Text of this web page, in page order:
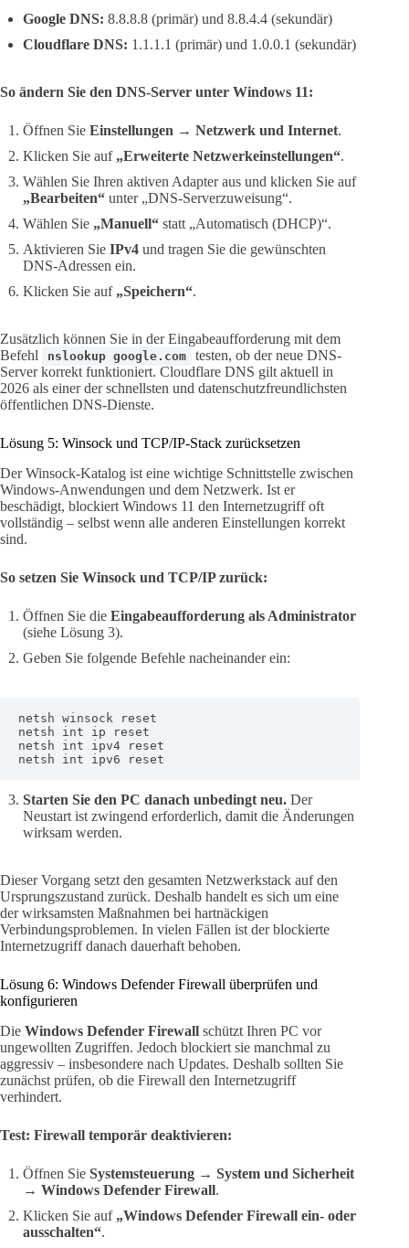
Google DNS: 8.8.8.8 (primär) und 8.8.4.4 (sekundär)
Cloudflare DNS: 1.1.1.1 (primär) und 1.0.0.1 (sekundär)
So ändern Sie den DNS-Server unter Windows 11:
Öffnen Sie Einstellungen → Netzwerk und Internet.
Klicken Sie auf „Erweiterte Netzwerkeinstellungen“.
Wählen Sie Ihren aktiven Adapter aus und klicken Sie auf
„Bearbeiten“ unter „DNS-Serverzuweisung“.
Wählen Sie „Manuell“ statt „Automatisch (DHCP)“.
Aktivieren Sie IPv4 und tragen Sie die gewünschten
DNS-Adressen ein.
Klicken Sie auf „Speichern“.
Zusätzlich können Sie in der Eingabeaufforderung mit dem
Befehl
nslookup google.com
testen, ob der neue DNS-
Server korrekt funktioniert. Cloudflare DNS gilt aktuell in
2026 als einer der schnellsten und datenschutzfreundlichsten
öffentlichen DNS-Dienste.
Lösung 5: Winsock und TCP/IP-Stack zurücksetzen
Der Winsock-Katalog ist eine wichtige Schnittstelle zwischen
Windows-Anwendungen und dem Netzwerk. Ist er
beschädigt, blockiert Windows 11 den Internetzugriff oft
vollständig – selbst wenn alle anderen Einstellungen korrekt
sind.
So setzen Sie Winsock und TCP/IP zurück:
Öffnen Sie die Eingabeaufforderung als Administrator
(siehe Lösung 3).
Geben Sie folgende Befehle nacheinander ein:
netsh winsock reset
netsh int ip reset
netsh int ipv4 reset
netsh int ipv6 reset
Starten Sie den PC danach unbedingt neu. Der
Neustart ist zwingend erforderlich, damit die Änderungen
wirksam werden.
Dieser Vorgang setzt den gesamten Netzwerkstack auf den
Ursprungszustand zurück. Deshalb handelt es sich um eine
der wirksamsten Maßnahmen bei hartnäckigen
Verbindungsproblemen. In vielen Fällen ist der blockierte
Internetzugriff danach dauerhaft behoben.
Lösung 6: Windows Defender Firewall überprüfen und
konfigurieren
Die Windows Defender Firewall schützt Ihren PC vor
ungewollten Zugriffen. Jedoch blockiert sie manchmal zu
aggressiv – insbesondere nach Updates. Deshalb sollten Sie
zunächst prüfen, ob die Firewall den Internetzugriff
verhindert.
Test: Firewall temporär deaktivieren:
Öffnen Sie Systemsteuerung → System und Sicherheit
→ Windows Defender Firewall.
Klicken Sie auf „Windows Defender Firewall ein- oder
ausschalten“.